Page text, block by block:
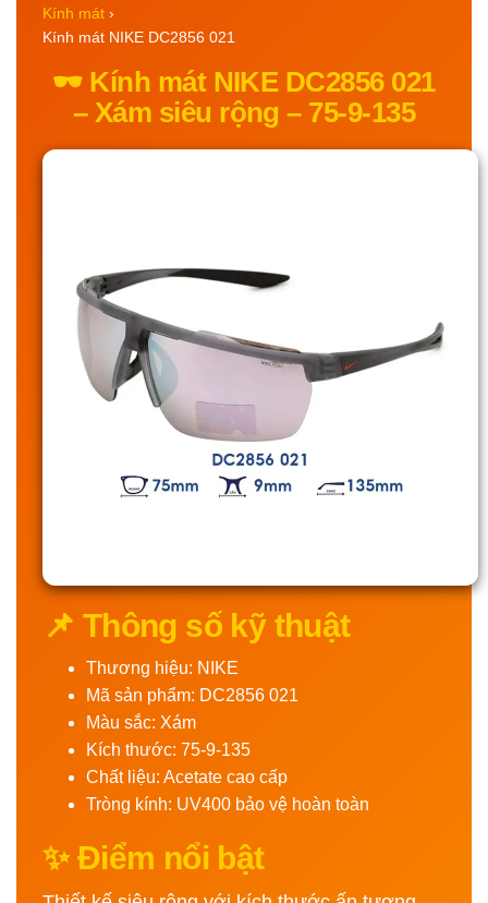
Kính mát ›
Kính mát NIKE DC2856 021
🕶️ Kính mát NIKE DC2856 021
– Xám siêu rộng – 75-9-135
📌 Thông số kỹ thuật
Thương hiệu: NIKE
Mã sản phẩm: DC2856 021
Màu sắc: Xám
Kích thước: 75-9-135
Chất liệu: Acetate cao cấp
Tròng kính: UV400 bảo vệ hoàn toàn
✨ Điểm nổi bật